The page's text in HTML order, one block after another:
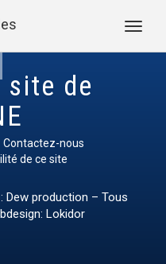
site de
Contactez-nous
de ce site
Dew production – Tous
Lokidor